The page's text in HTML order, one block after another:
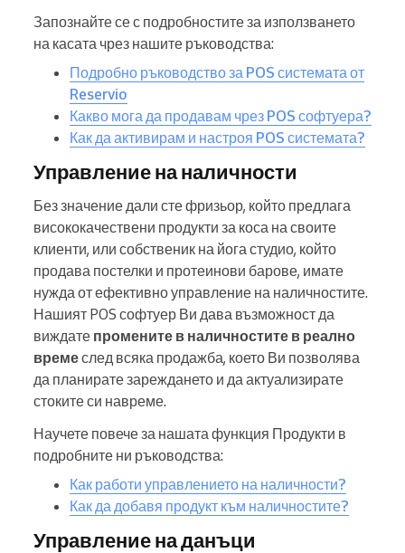
Запознайте се с подробностите за използването
на касата чрез нашите ръководства:
Подробно ръководство за POS системата от
Reservio
Какво мога да продавам чрез POS софтуера?
Как да активирам и настроя POS системата?
Управление на наличности
Без значение дали сте фризьор, който предлага
висококачествени продукти за коса на своите
клиенти, или собственик на йога студио, който
продава постелки и протеинови барове, имате
нужда от ефективно управление на наличностите.
Нашият POS софтуер Ви дава възможност да
виждате промените в наличностите в реално
времеслед всяка продажба, което Ви позволява
да планирате зареждането и да актуализирате
стоките си навреме.
Научете повече за нашата функция Продукти в
подробните ни ръководства:
Как работи управлението на наличности?
Как да добавя продукт към наличностите?
Управление на данъци